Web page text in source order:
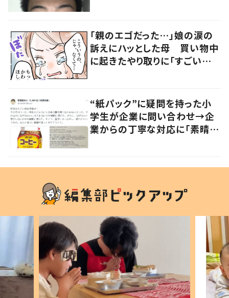
「親のエゴだった…」娘の涙の
訴えにハッとした母 買い物中
に起きたやり取りに「すごい分
“紙パック”に疑問を持った小
学生が企業に問い合わせ→企
業からの丁寧な対応に「素晴ら